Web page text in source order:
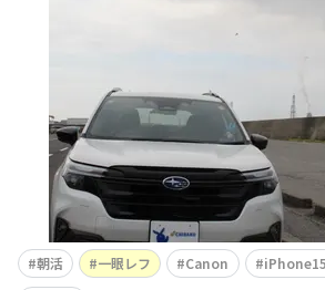
とだけこちら側に寄っていたので、左
朝活 一眼レフ Canon